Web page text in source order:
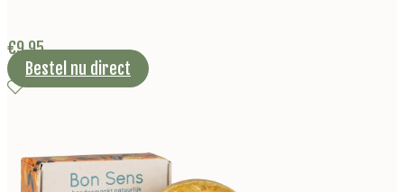
€9,95
Bestel nu direct